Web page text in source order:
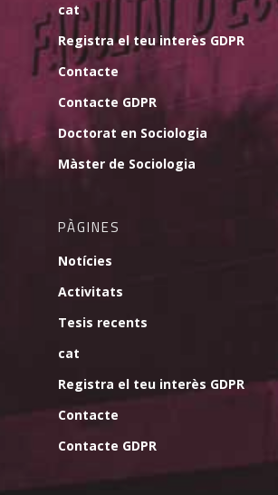
cat
Registra el teu interès GDPR
Contacte
Contacte GDPR
Doctorat en Sociologia
Màster de Sociologia
PÀGINES
Notícies
Activitats
Tesis recents
cat
Registra el teu interès GDPR
Contacte
Contacte GDPR